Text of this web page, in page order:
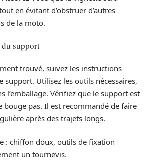
en évitant d’obstruer d’autres
de la moto.
support
trouvé, suivez les instructions
support. Utilisez les outils nécessaires,
l’emballage. Vérifiez que le support est
bouge pas. Il est recommandé de faire
après des trajets longs.
: chiffon doux, outils de fixation
un tournevis.